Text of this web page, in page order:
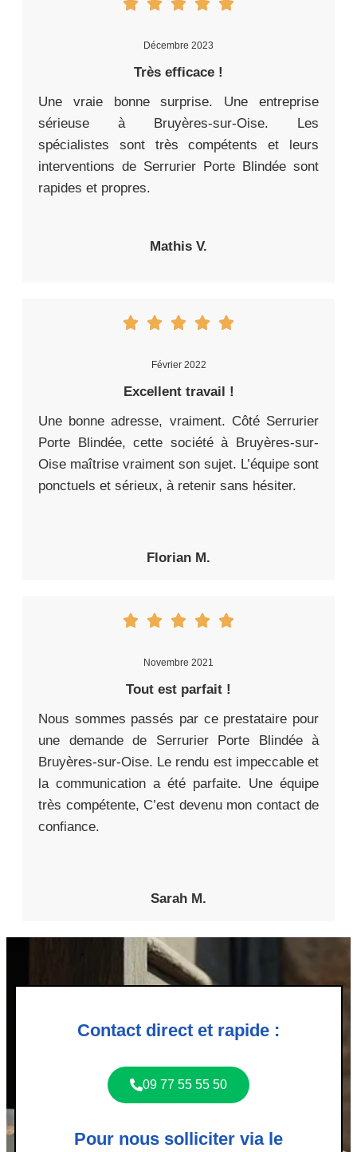
Décembre 2023
Très efficace !
Une vraie bonne surprise. Une entreprise
sérieuse à Bruyères-sur-Oise. Les
spécialistes sont très compétents et leurs
interventions de Serrurier Porte Blindée sont
rapides et propres.
Mathis V.
Février 2022
Excellent travail !
Une bonne adresse, vraiment. Côté Serrurier
Porte Blindée, cette société à Bruyères-sur-
Oise maîtrise vraiment son sujet. L’équipe sont
ponctuels et sérieux, à retenir sans hésiter.
Florian M.
Novembre 2021
Tout est parfait !
Nous sommes passés par ce prestataire pour
une demande de Serrurier Porte Blindée à
Bruyères-sur-Oise. Le rendu est impeccable et
la communication a été parfaite. Une équipe
très compétente, C’est devenu mon contact de
confiance.
Sarah M.
Contact direct et rapide :
09 77 55 55 50
Pour nous solliciter via le